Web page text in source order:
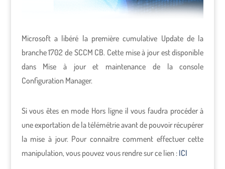
Microsoft a libéré la première cumulative Update de la
branche 1702 de SCCM CB. Cette mise à jour est disponible
dans Mise à jour et maintenance de la console
Configuration Manager.
Si vous êtes en mode Hors ligne il vous faudra procéder à
une exportation de la télémétrie avant de pouvoir récupérer
la mise à jour. Pour connaitre comment effectuer cette
manipulation, vous pouvez vous rendre sur ce lien : ICI